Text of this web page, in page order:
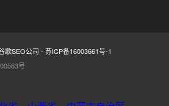
歌SEO公司 - 苏ICP备16003661号-1
号